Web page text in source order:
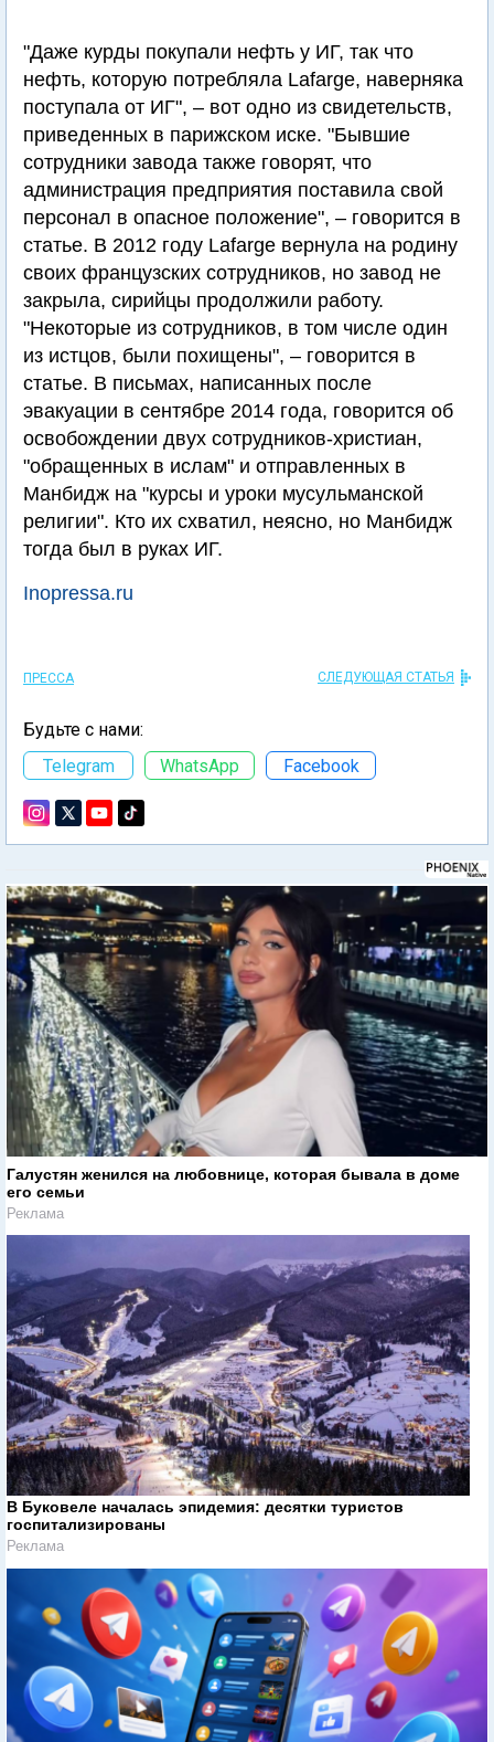
"Даже курды покупали нефть у ИГ, так что
нефть, которую потребляла Lafarge, наверняка
поступала от ИГ", – вот одно из свидетельств,
приведенных в парижском иске. "Бывшие
сотрудники завода также говорят, что
администрация предприятия поставила свой
персонал в опасное положение", – говорится в
статье. В 2012 году Lafarge вернула на родину
своих французских сотрудников, но завод не
закрыла, сирийцы продолжили работу.
"Некоторые из сотрудников, в том числе один
из истцов, были похищены", – говорится в
статье. В письмах, написанных после
эвакуации в сентябре 2014 года, говорится об
освобождении двух сотрудников-христиан,
"обращенных в ислам" и отправленных в
Манбидж на "курсы и уроки мусульманской
религии". Кто их схватил, неясно, но Манбидж
тогда был в руках ИГ.
Inopressa.ru
ПРЕССА СЛЕДУЮЩАЯ СТАТЬЯ
Будьте с нами:
Telegram
WhatsApp Facebook
Галустян женился на любовнице, которая бывала в доме
его семьи
Реклама
В Буковеле началась эпидемия: десятки туристов
госпитализированы
Реклама